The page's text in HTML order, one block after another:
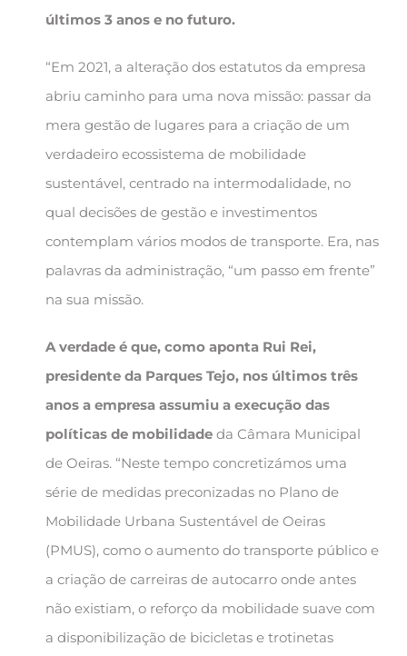
últimos 3 anos e no futuro.
“Em 2021, a alteração dos estatutos da empresa
abriu caminho para uma nova missão: passar da
mera gestão de lugares para a criação de um
verdadeiro ecossistema de mobilidade
sustentável, centrado na intermodalidade, no
qual decisões de gestão e investimentos
contemplam vários modos de transporte. Era, nas
palavras da administração, “um passo em frente”
na sua missão.
A verdade é que, como aponta Rui Rei,
presidente da Parques Tejo, nos últimos três
anos a empresa assumiu a execução das
políticas de mobilidadeda Câmara Municipal
de Oeiras. “Neste tempo concretizámos uma
série de medidas preconizadas no Plano de
Mobilidade Urbana Sustentável de Oeiras
(PMUS), como o aumento do transporte público e
a criação de carreiras de autocarro onde antes
não existiam, o reforço da mobilidade suave com
a disponibilização de bicicletas e trotinetas